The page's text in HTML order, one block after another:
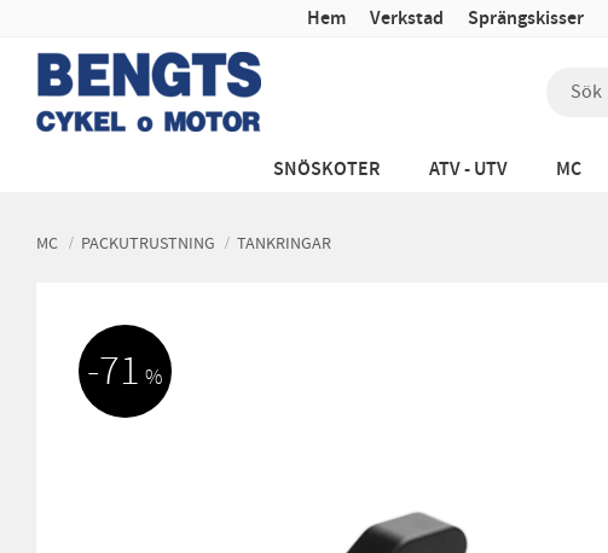
Hem Verkstad Sprängskisser
SNÖSKOTER ATV - UTV MC
MC PACKUTRUSTNING TANKRINGAR
71 %